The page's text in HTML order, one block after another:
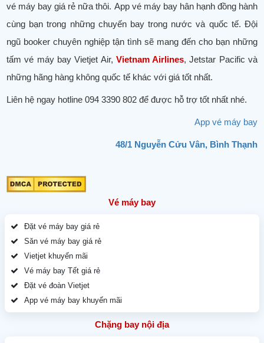
vé máy bay giá rẻ nữa thôi. App vé máy bay hân hạnh đồng hành
cùng bạn trong những chuyến bay trong nước và quốc tế. Đội
ngũ booker chuyên nghiệp tận tình sẽ mang đến cho bạn những
tấm vé máy bay Vietjet Air, Vietnam Airlines, Jetstar Pacific và
những hãng hàng không quốc tế khác với giá tốt nhất.
Liên hệ ngay hotline 094 3390 802 để được hỗ trợ tốt nhất nhé.
App vé máy bay
48/1 Nguyễn Cửu Vân, Bình Thạnh
Vé máy bay
Đặt vé máy bay giá rẻ
Săn vé máy bay giá rẻ
Vietjet khuyến mãi
Vé máy bay Tết giá rẻ
Đặt vé đoàn Vietjet
App vé máy bay khuyến mãi
Chặng bay nội địa